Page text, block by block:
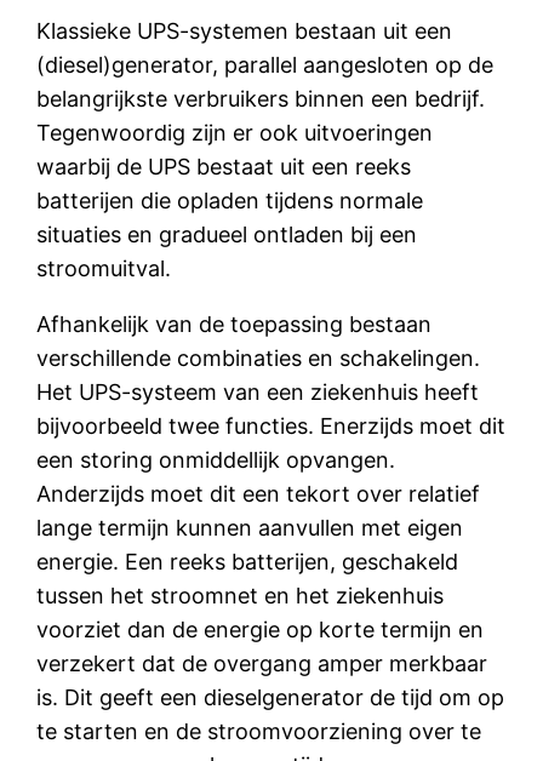
Klassieke UPS-systemen bestaan uit een
(diesel)generator, parallel aangesloten op de
belangrijkste verbruikers binnen een bedrijf.
Tegenwoordig zijn er ook uitvoeringen
waarbij de UPS bestaat uit een reeks
batterijen die opladen tijdens normale
situaties en gradueel ontladen bij een
stroomuitval.
Afhankelijk van de toepassing bestaan
verschillende combinaties en schakelingen.
Het UPS-systeem van een ziekenhuis heeft
bijvoorbeeld twee functies. Enerzijds moet dit
een storing onmiddellijk opvangen.
Anderzijds moet dit een tekort over relatief
lange termijn kunnen aanvullen met eigen
energie. Een reeks batterijen, geschakeld
tussen het stroomnet en het ziekenhuis
voorziet dan de energie op korte termijn en
verzekert dat de overgang amper merkbaar
is. Dit geeft een dieselgenerator de tijd om op
te starten en de stroomvoorziening over te